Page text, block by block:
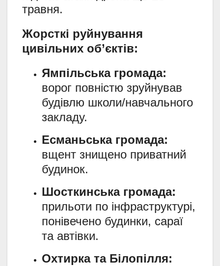
травня.
Жорсткі руйнування
цивільних об’єктів:
Ямпільська громада:
ворог повністю зруйнував
будівлю школи/навчального
закладу.
Есманьська громада:
вщент знищено приватний
будинок.
Шосткинська громада:
прильоти по інфраструктурі,
понівечено будинки, сараї
та автівки.
Охтирка та Білопілля: